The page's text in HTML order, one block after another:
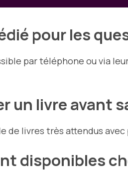
pour les
par téléphone ou via
un livre avant
de livres très attendus
disponibles